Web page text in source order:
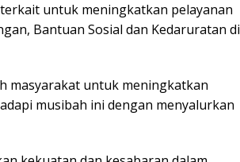
untuk meningkatkan pelayanan
Bantuan Sosial dan Kedaruratan di
masyarakat untuk meningkatkan
musibah ini dengan menyalurkan